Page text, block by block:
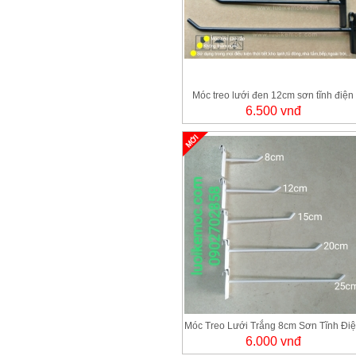
Móc treo lưới đen 12cm sơn tĩnh điện
6.500 vnđ
Móc Treo Lưới Trắng 8cm Sơn Tĩnh
6.000 vnđ